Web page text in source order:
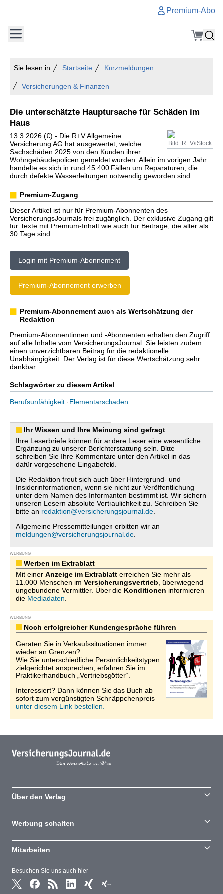
Premium-Abo
Sie lesen in Startseite Kurzmeldungen
Versicherungen & Finanzen
Die unterschätzte Hauptursache für Schäden im
Haus
Bild: R+V/iStock
13.3.2026 (€) - Die R+V Allgemeine
Versicherung AG hat ausgewertet, welche
Sachschäden 2025 von den Kunden ihrer
Wohngebäudepolicen gemeldet wurden. Allein im vorigen Jahr
handelte es sich in rund 45.400 Fällen um Reparaturen, die
durch defekte Wasserleitungen notwendig geworden sind.
Premium-Zugang
Dieser Artikel ist nur für Premium-Abonnenten des
VersicherungsJournals frei zugänglich. Der exklusive Zugang gilt
für Texte mit Premium-Inhalt wie auch für Beiträge, die älter als
30 Tage sind.
Login mit Premium-Abonnement
Premium-Abonnement erwerben
Premium-Abonnement auch als Wertschätzung der
Redaktion
Premium-Abonnentinnen und -Abonnenten erhalten den Zugriff
auf alle Inhalte vom VersicherungsJournal. Sie leisten zudem
einen unverzichtbaren Beitrag für die redaktionelle
Unabhängigkeit. Der Verlag ist für diese Wertschätzung sehr
dankbar.
Schlagwörter zu diesem Artikel
Berufsunfähigkeit ·Elementarschaden
Ihr Wissen und Ihre Meinung sind gefragt
Ihre Leserbriefe können für andere Leser eine wesentliche
Ergänzung zu unserer Berichterstattung sein. Bitte
schreiben Sie Ihre Kommentare unter den Artikel in das
dafür vorgesehene Eingabefeld.
Die Redaktion freut sich auch über Hintergrund- und
Insiderinformationen, wenn sie nicht zur Veröffentlichung
unter dem Namen des Informanten bestimmt ist. Wir sichern
unseren Lesern absolute Vertraulichkeit zu. Schreiben Sie
bitte an redaktion@versicherungsjournal.de
Allgemeine Pressemitteilungen erbitten wir an
meldungen@versicherungsjournal.de
WERBUNG
Werben im Extrablatt
Mit einer Anzeige im Extrablatt erreichen Sie mehr als
11.000 Menschen im Versicherungsvertrieb , überwiegend
ungebundene Vermittler. Über die Konditionen informieren
die Mediadaten
WERBUNG
Noch erfolgreicher Kundengespräche führen
Geraten Sie in Verkaufssituationen immer
wieder an Grenzen?
Wie Sie unterschiedliche Persönlichkeitstypen
zielgerichtet ansprechen, erfahren Sie im
Praktikerhandbuch „Vertriebsgötter“.
Interessiert? Dann können Sie das Buch ab
sofort zum vergünstigten Schnäppchenpreis
unter diesem Link bestellen.
Besuchen Sie uns auch hier
Über den Verlag
Werbung schalten
Mitarbeiten